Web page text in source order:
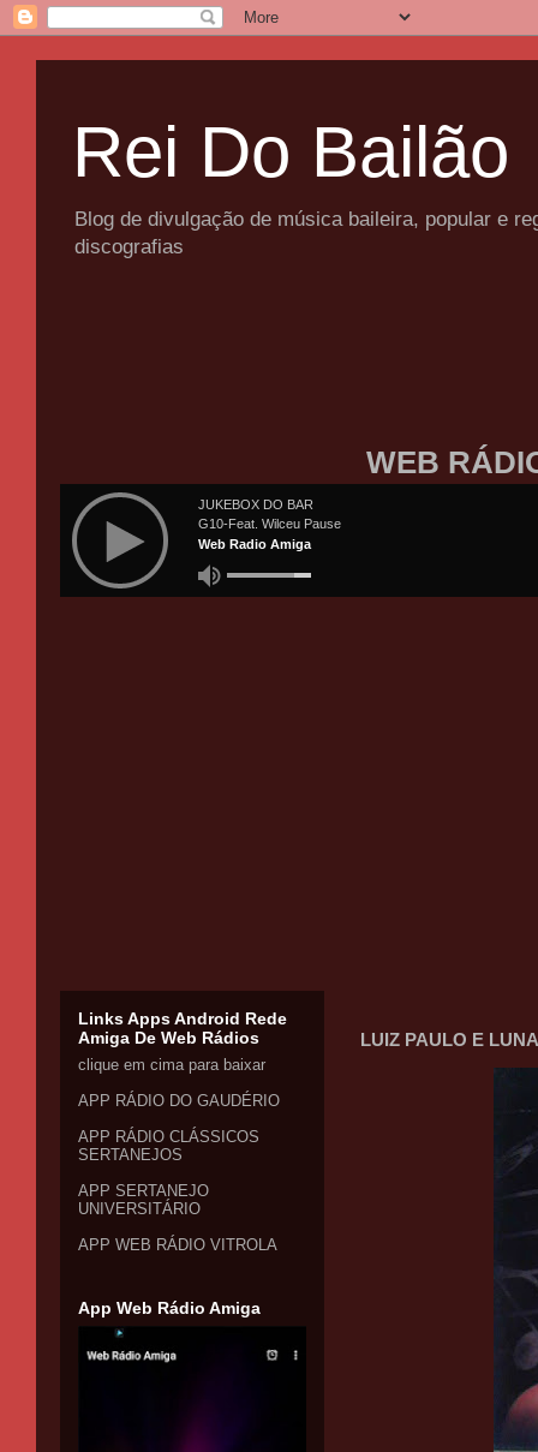
Rei Do Bailão
Blog de divulgação de música baileira, popular e
discografias
WEB
LUIZ PAULO E
Links Apps Android Rede
Amiga De Web Rádios
clique em cima para baixar
APP RÁDIO DO GAUDÉRIO
APP RÁDIO CLÁSSICOS
SERTANEJOS
APP SERTANEJO
UNIVERSITÁRIO
APP WEB RÁDIO VITROLA
App Web Rádio Amiga